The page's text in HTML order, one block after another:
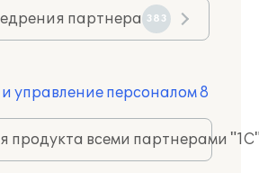
партнера 383
управление персоналом 8
продукта всеми партнерами